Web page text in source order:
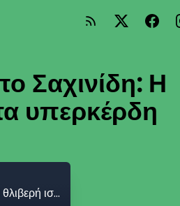
Σαχινίδη: Η
υπερκέρδη
Ο Παντελής Καψής συζητά με τον Φίλιππο Σαχινίδη: Η θλιβερή ιστορία με το παιδικό γάλα και τα υπερκέρδη